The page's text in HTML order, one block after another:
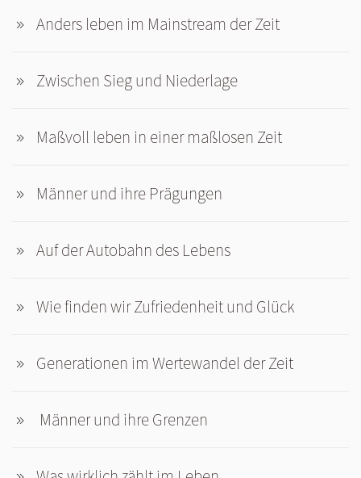
Anders leben im Mainstream der Zeit
Zwischen Sieg und Niederlage
Maßvoll leben in einer maßlosen Zeit
Männer und ihre Prägungen
Auf der Autobahn des Lebens
Wie finden wir Zufriedenheit und Glück
Generationen im Wertewandel der Zeit
Männer und ihre Grenzen